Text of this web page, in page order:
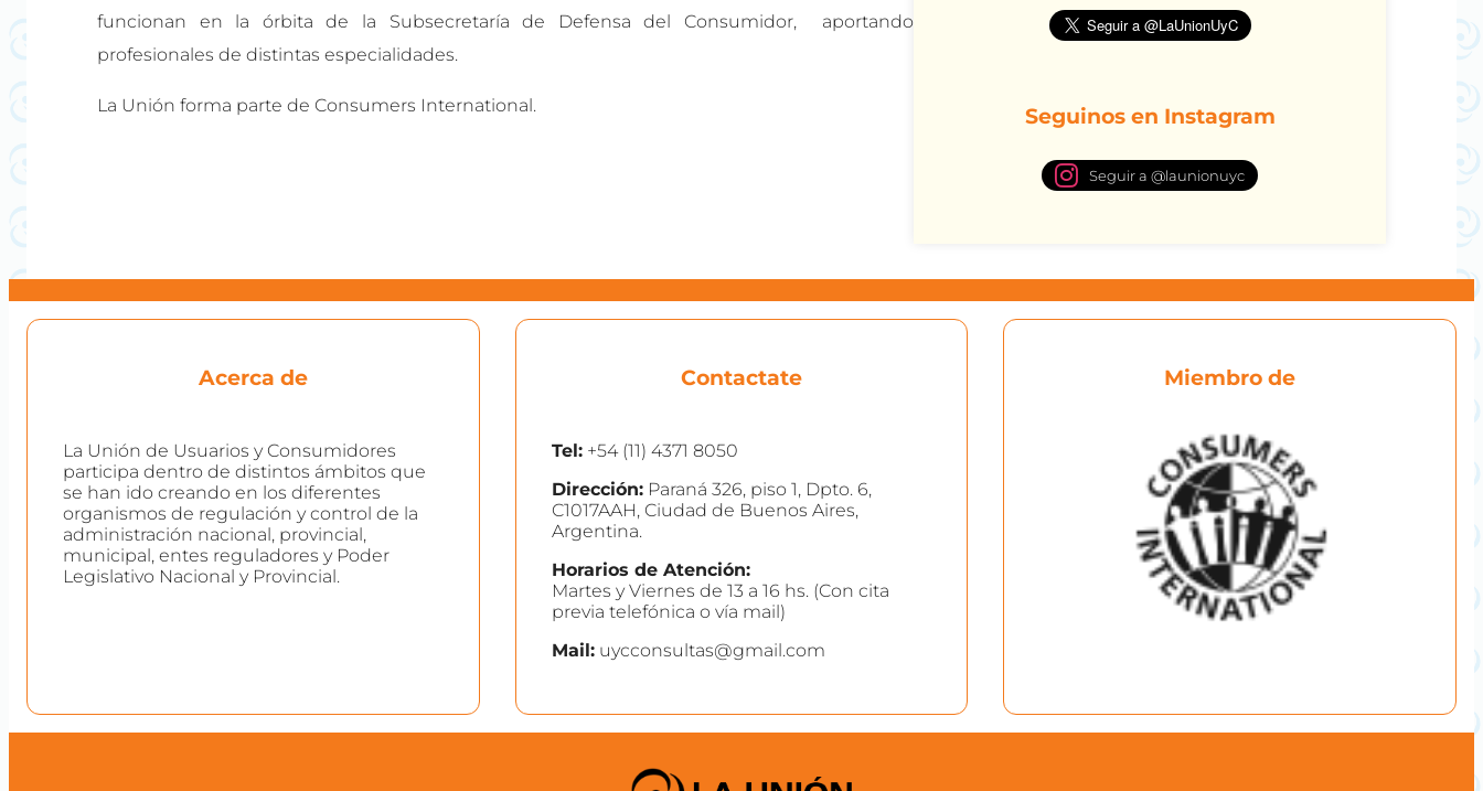
funcionan en la órbita de la Subsecretaría de Defensa del Consumidor, aportando
profesionales de distintas especialidades.
La Unión forma parte de Consumers International. Seguinos en Instagram
Seguir a @launionuyc
Acerca de
La Unión de Usuarios y Consumidores
participa dentro de distintos ámbitos que
se han ido creando en los diferentes
organismos de regulación y control de la
administración nacional, provincial,
municipal, entes reguladores y Poder
Legislativo Nacional y Provincial.
Contactate
Tel: +54 (11) 4371 8050
Dirección:Paraná 326, piso 1, Dpto. 6,
C1017AAH, Ciudad de Buenos Aires,
Argentina.
Horarios de Atención:
Martes y Viernes de 13 a 16 hs. (Con cita
previa telefónica o vía mail)
Mail: uycconsultas@gmail.com
Miembro de